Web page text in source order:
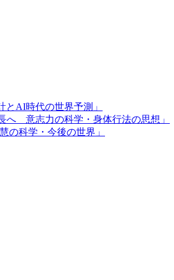
とAI時代の世界予測」
へ 意志力の科学・身体行法の思想」
の科学・今後の世界」